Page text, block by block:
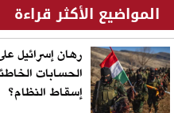
المواضيع الأكثر قراءة
رهان إسرائيل
الحسابات
إسقاط النظام؟